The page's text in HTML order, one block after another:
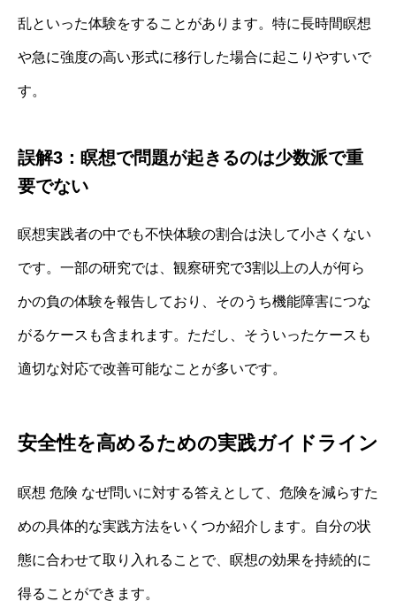
乱といった体験をすることがあります。特に長時間瞑想
や急に強度の高い形式に移行した場合に起こりやすいで
す。
誤解3：瞑想で問題が起きるのは少数派で重
要でない
瞑想実践者の中でも不快体験の割合は決して小さくない
です。一部の研究では、観察研究で3割以上の人が何ら
かの負の体験を報告しており、そのうち機能障害につな
がるケースも含まれます。ただし、そういったケースも
適切な対応で改善可能なことが多いです。
安全性を高めるための実践ガイドライン
瞑想 危険 なぜ問いに対する答えとして、危険を減らすた
めの具体的な実践方法をいくつか紹介します。自分の状
態に合わせて取り入れることで、瞑想の効果を持続的に
得ることができます。